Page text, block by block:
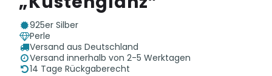
925er Silber
Perle
Versand aus Deutschland
Versand innerhalb von 2-5 Werktagen
14 Tage Rückgaberecht